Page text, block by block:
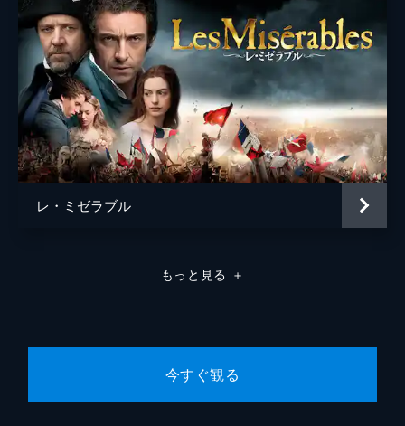
レ・ミゼラブル
もっと見る ＋
今すぐ観る